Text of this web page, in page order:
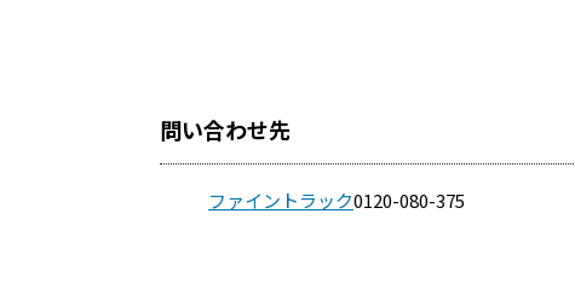
問い合わせ先
ファイントラック0120-080-375